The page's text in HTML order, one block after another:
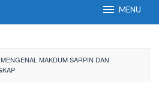
MENU
MENGENAL MAKDUM SARPIN DAN